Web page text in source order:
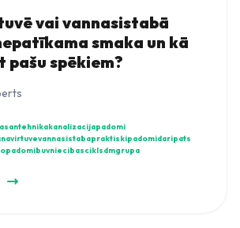
vai vannasistabā
smaka un kā
pašu spēkiem?
santehnikakanalizacijapadomi
virtuvevannasistabapraktiskipadomidaripats
buvniecibasciklsdmgrupa